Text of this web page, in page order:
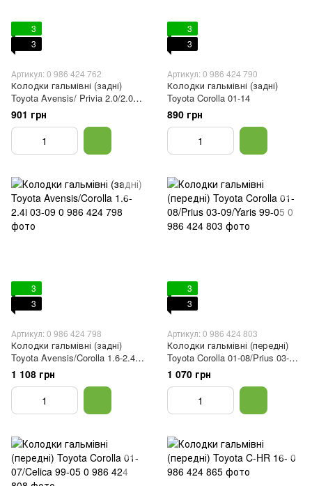
3
3
Артикул: 0 986 424 762
Колодки гальмівні (задні)
Toyota Avensis/ Privia 2.0/2.0D
01-09
901 грн
3
3
Артикул: 0 986 424 790
Колодки гальмівні (задні)
Toyota Corolla 01-14
890 грн
3
3
Артикул: 0 986 424 798
Колодки гальмівні (задні)
Toyota Avensis/Corolla 1.6-2.4i
03-09
1 108 грн
3
3
Артикул: 0 986 424 803
Колодки гальмівні (передні)
Toyota Corolla 01-08/Prius 03-
09/Yaris 99-05
1 070 грн